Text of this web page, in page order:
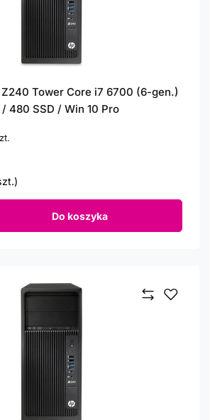
Tower Core i7 6700 (6-gen.)
/ 480 SSD / Win 10 Pro
Do koszyka